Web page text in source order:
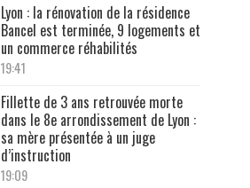
Lyon : la rénovation de la résidence
Bancel est terminée, 9 logements et
un commerce réhabilités
19:41
Fillette de 3 ans retrouvée morte
dans le 8e arrondissement de Lyon :
sa mère présentée à un juge
d’instruction
19:09